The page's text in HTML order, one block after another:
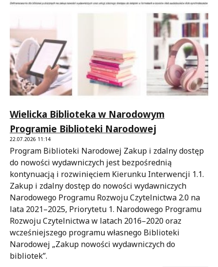
Wielicka Biblioteka w Narodowym
Programie Biblioteki Narodowej
22.07.2026 11:14
Program Biblioteki Narodowej Zakup i zdalny dostęp
do nowości wydawniczych jest bezpośrednią
kontynuacją i rozwinięciem Kierunku Interwencji 1.1.
Zakup i zdalny dostęp do nowości wydawniczych
Narodowego Programu Rozwoju Czytelnictwa 2.0 na
lata 2021–2025, Priorytetu 1. Narodowego Programu
Rozwoju Czytelnictwa w latach 2016–2020 oraz
wcześniejszego programu własnego Biblioteki
Narodowej „Zakup nowości wydawniczych do
bibliotek”.